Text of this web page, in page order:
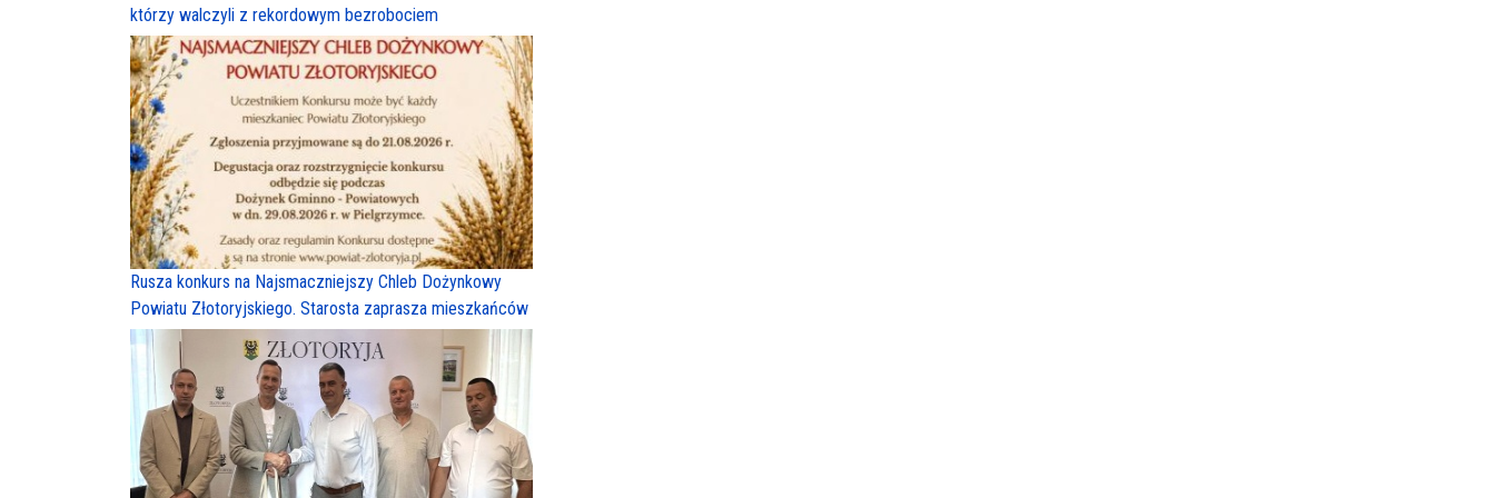
którzy walczyli z rekordowym bezrobociem
Rusza konkurs na Najsmaczniejszy Chleb Dożynkowy
Powiatu Złotoryjskiego. Starosta zaprasza mieszkańców